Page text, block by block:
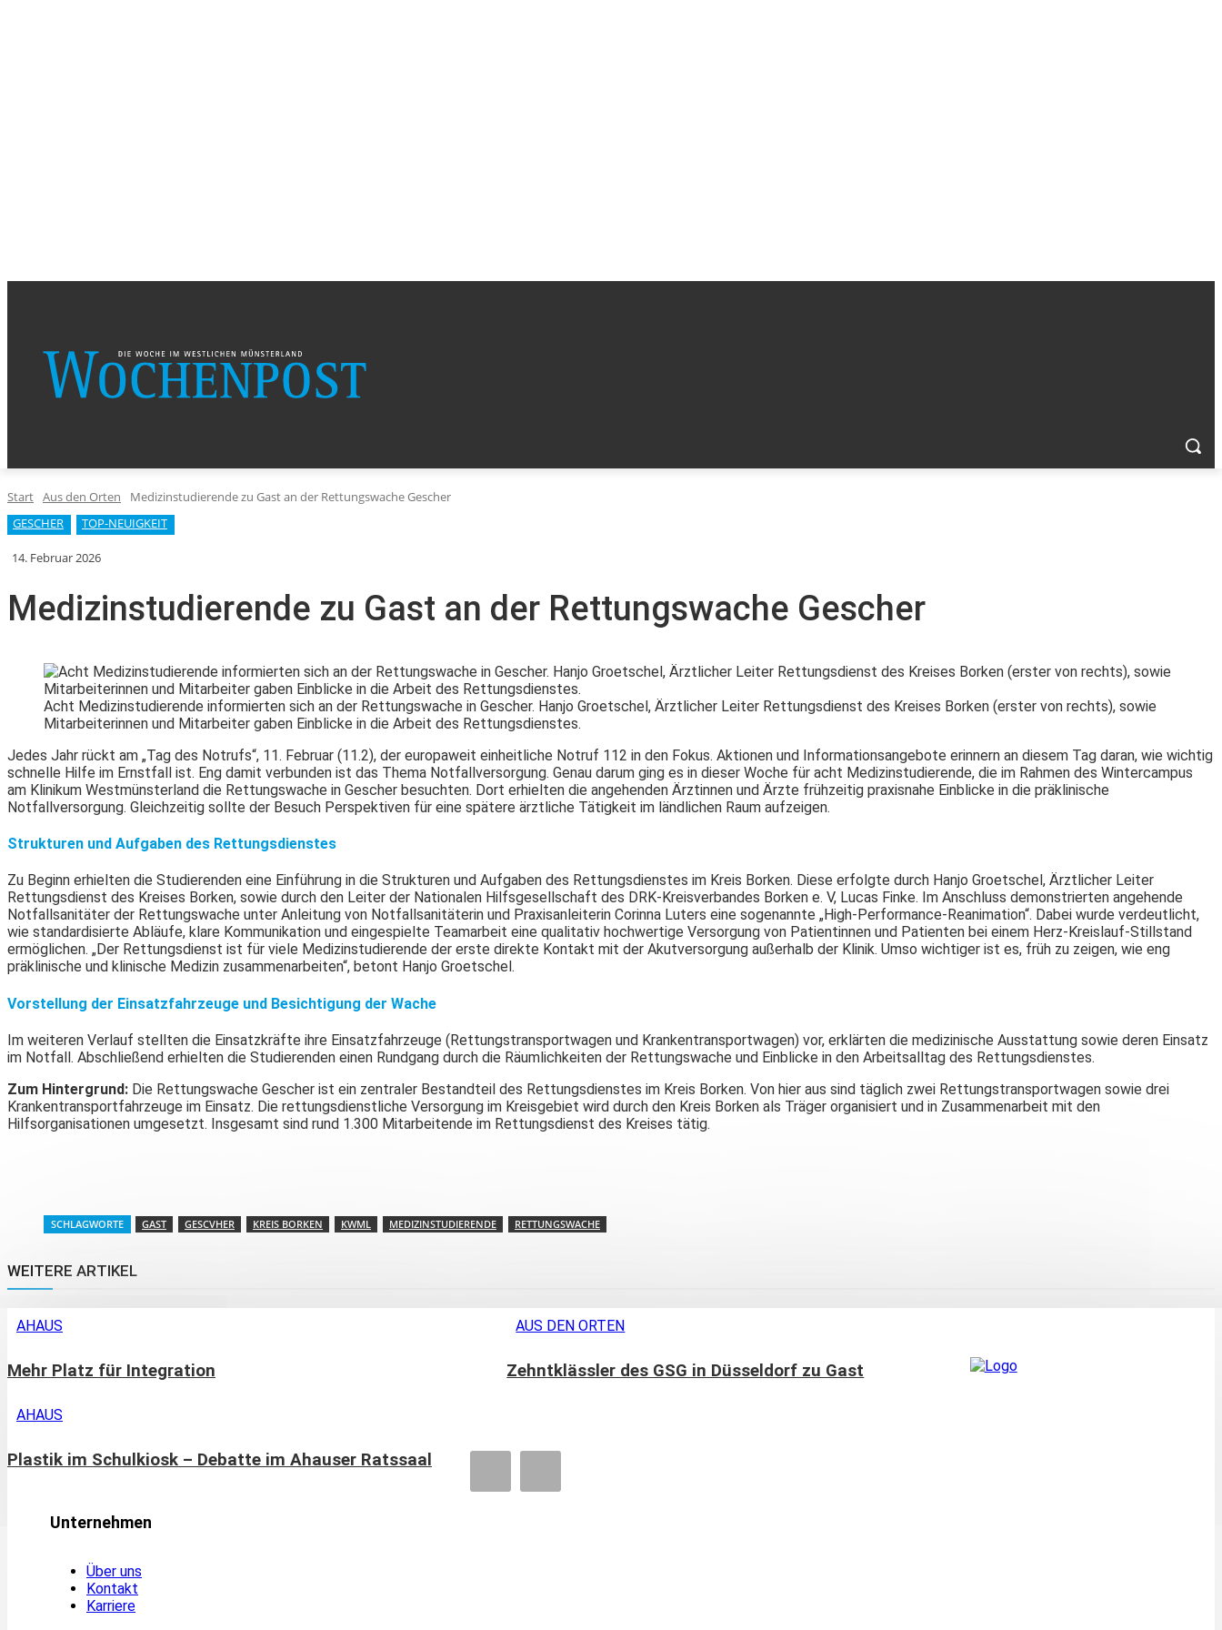
Start Aus den Orten
Medizinstudierende zu Gast an der Rettungswache Gescher
GESCHER
TOP-NEUIGKEIT
14. Februar 2026
Medizinstudierende zu Gast an der Rettungswache Gescher
Acht Medizinstudierende informierten sich an der Rettungswache in Gescher. Hanjo Groetschel, Ärztlicher Leiter Rettungsdienst des Kreises Borken (erster von rechts), sowie
Mitarbeiterinnen und Mitarbeiter gaben Einblicke in die Arbeit des Rettungsdienstes.
Jedes Jahr rückt am „Tag des Notrufs“, 11. Februar (11.2), der europaweit einheitliche Notruf 112 in den Fokus. Aktionen und Informationsangebote erinnern an diesem Tag daran, wie wichtig
schnelle Hilfe im Ernstfall ist. Eng damit verbunden ist das Thema Notfallversorgung. Genau darum ging es in dieser Woche für acht Medizinstudierende, die im Rahmen des Wintercampus
am Klinikum Westmünsterland die Rettungswache in Gescher besuchten. Dort erhielten die angehenden Ärztinnen und Ärzte frühzeitig praxisnahe Einblicke in die präklinische
Notfallversorgung. Gleichzeitig sollte der Besuch Perspektiven für eine spätere ärztliche Tätigkeit im ländlichen Raum aufzeigen.
Strukturen und Aufgaben des Rettungsdienstes
Zu Beginn erhielten die Studierenden eine Einführung in die Strukturen und Aufgaben des Rettungsdienstes im Kreis Borken. Diese erfolgte durch Hanjo Groetschel, Ärztlicher Leiter
Rettungsdienst des Kreises Borken, sowie durch den Leiter der Nationalen Hilfsgesellschaft des DRK-Kreisverbandes Borken e. V, Lucas Finke. Im Anschluss demonstrierten angehende
Notfallsanitäter der Rettungswache unter Anleitung von Notfallsanitäterin und Praxisanleiterin Corinna Luters eine sogenannte „High-Performance-Reanimation“. Dabei wurde verdeutlicht,
wie standardisierte Abläufe, klare Kommunikation und eingespielte Teamarbeit eine qualitativ hochwertige Versorgung von Patientinnen und Patienten bei einem Herz-Kreislauf-Stillstand
ermöglichen. „Der Rettungsdienst ist für viele Medizinstudierende der erste direkte Kontakt mit der Akutversorgung außerhalb der Klinik. Umso wichtiger ist es, früh zu zeigen, wie eng
präklinische und klinische Medizin zusammenarbeiten“, betont Hanjo Groetschel.
Vorstellung der Einsatzfahrzeuge und Besichtigung der Wache
Im weiteren Verlauf stellten die Einsatzkräfte ihre Einsatzfahrzeuge (Rettungstransportwagen und Krankentransportwagen) vor, erklärten die medizinische Ausstattung sowie deren Einsatz
im Notfall. Abschließend erhielten die Studierenden einen Rundgang durch die Räumlichkeiten der Rettungswache und Einblicke in den Arbeitsalltag des Rettungsdienstes.
Zum Hintergrund: Die Rettungswache Gescher ist ein zentraler Bestandteil des Rettungsdienstes im Kreis Borken. Von hier aus sind täglich zwei Rettungstransportwagen sowie drei
Krankentransportfahrzeuge im Einsatz. Die rettungsdienstliche Versorgung im Kreisgebiet wird durch den Kreis Borken als Träger organisiert und in Zusammenarbeit mit den
Hilfsorganisationen umgesetzt. Insgesamt sind rund 1.300 Mitarbeitende im Rettungsdienst des Kreises tätig.
SCHLAGWORTE GAST GESCVHER KREIS BORKEN KWML MEDIZINSTUDIERENDE RETTUNGSWACHE
WEITERE ARTIKEL
AHAUS
Mehr Platz für Integration
AUS DEN ORTEN
Zehntklässler des GSG in Düsseldorf zu Gast
AHAUS
Plastik im Schulkiosk – Debatte im Ahauser Ratssaal
Unternehmen
Über uns
Kontakt
Karriere